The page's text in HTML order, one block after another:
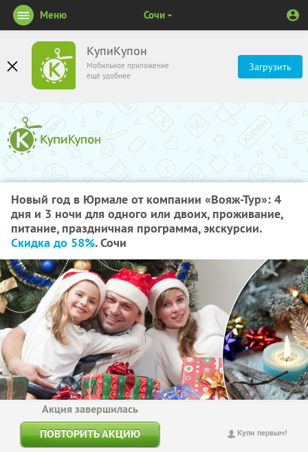
КупиКупон
Мобильное приложение
ещё удобнее
Загрузить
Меню Сочи
Новый год в Юрмале от компании «Вояж-Тур»: 4
дня и 3 ночи для одного или двоих, проживание,
питание, праздничная программа, экскурсии.
Скидка до 58%. Сочи
Купи первым!
Акция завершилась
ПОВТОРИТЬ АКЦИЮ